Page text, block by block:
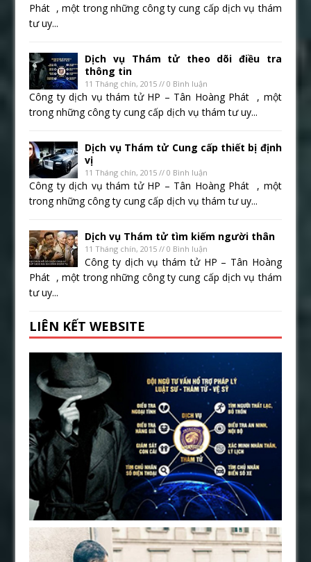
Phát , một trong những công ty cung cấp dịch vụ thám
tư uy...
Dịch vụ Thám tử theo dõi điều tra
thông tin
11 Tháng chín, 2015 // 0 Bình luận
Công ty dịch vụ thám tử HP – Tân Hoàng Phát , một
trong những công ty cung cấp dịch vụ thám tư uy...
Dịch vụ Thám tử Cung cấp thiết bị định
vị
11 Tháng chín, 2015 // 0 Bình luận
Công ty dịch vụ thám tử HP – Tân Hoàng Phát , một
trong những công ty cung cấp dịch vụ thám tư uy...
Dịch vụ Thám tử tìm kiếm người thân
11 Tháng chín, 2015 // 0 Bình luận
Công ty dịch vụ thám tử HP – Tân Hoàng
Phát , một trong những công ty cung cấp dịch vụ thám
tư uy...
LIÊN KẾT WEBSITE